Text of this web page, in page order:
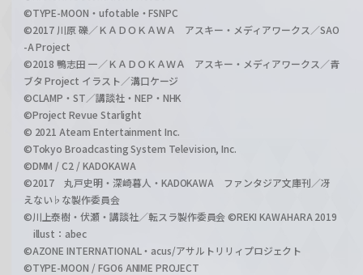
©TYPE-MOON・ufotable・FSNPC
©2017 川原 礫／ＫＡＤＯＫＡＷＡ アスキー・メディアワークス／SAO
-A Project
©2018 鴨志田 一／ＫＡＤＯＫＡＷＡ アスキー・メディアワークス／青
ブタ Project イラスト／溝口ケージ
©CLAMP・ST／講談社・NEP・NHK
©Project Revue Starlight
© 2021 Ateam Entertainment Inc.
©Tokyo Broadcasting System Television, Inc.
©DMM / C2 / KADOKAWA
©2017 丸戸史明・深崎暮人・KADOKAWA ファンタジア文庫刊／冴
えない♭な製作委員会
©川上泰樹・伏瀬・講談社／転スラ製作委員会 ©REKI KAWAHARA 2019
illust：abec
©AZONE INTERNATIONAL・acus/アサルトリリィプロジェクト
©TYPE-MOON / FGO6 ANIME PROJECT